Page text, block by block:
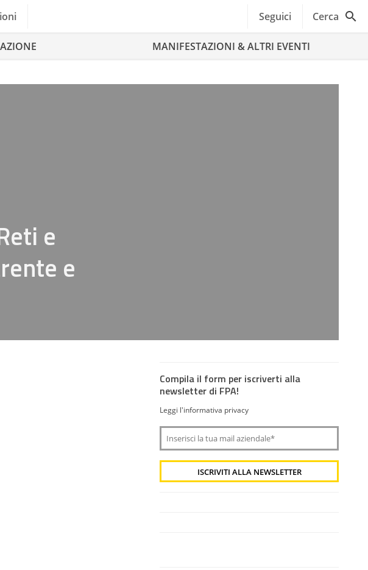
Seguici Cerca
MANIFESTAZIONI & ALTRI EVENTI
e
e
Compila il form per iscriverti alla
newsletter di FPA!
Leggi l'informativa privacy